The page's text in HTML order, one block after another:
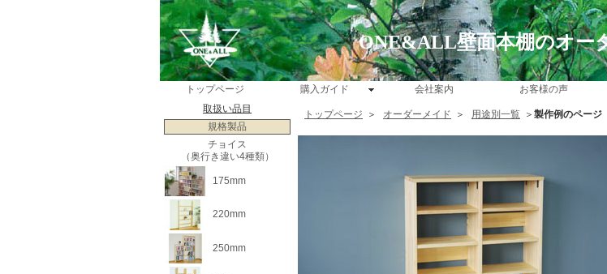
ONE&ALL壁面本棚のオー
トップページ 購入ガイド 会社案内 お客様の声
取扱い品目
規格製品
チョイス
（奥行き違い4種類）
175mm
220mm
250mm
トップページ ＞ オーダーメイド ＞ 用途別一覧 ＞ 製作例のページ